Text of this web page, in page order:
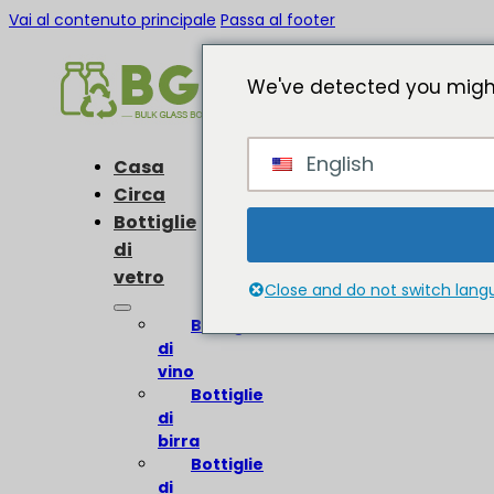
Vai al contenuto principale Passa al footer
Casa
Circa
Bottiglie
di
vetro
Bottiglie
di
vino
Bottiglie
di
birra
Bottiglie
di
We've detected you
English
Close and do not switch